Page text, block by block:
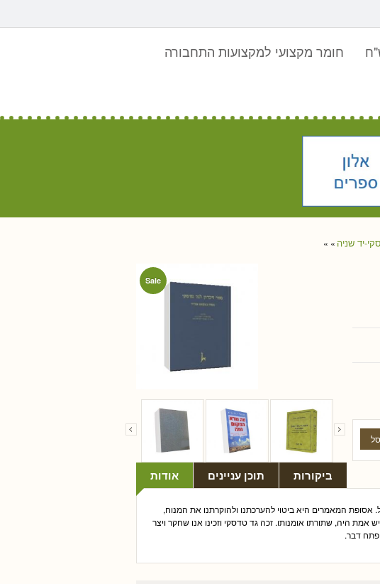
חומר מקצועי למקצועות התחבורה
»
» יד שניה
Sale
אודות תוכן עניינים ביקורות
אסופת המאמרים היא ביטוי להערכתנו ולהוקרתנו את המנוח,
היה, שתורתו אומנותו. זכה גד טדסקי וזכינו אנו שחקר ויצר
פתח דבר.